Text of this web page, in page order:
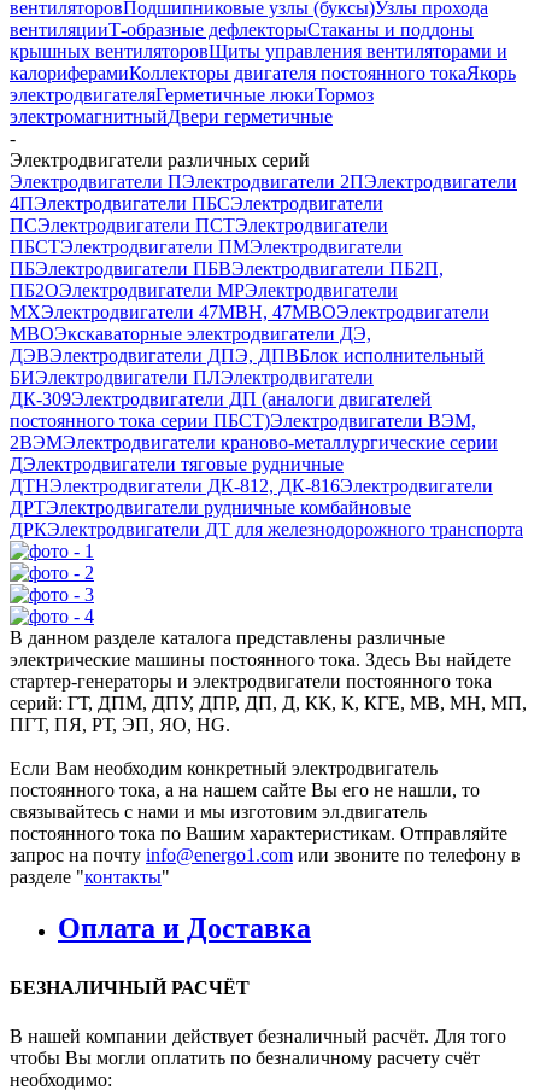
вентиляторовПодшипниковые узлы (буксы)Узлы прохода
вентиляцииТ-образные дефлекторыСтаканы и поддоны
крышных вентиляторовЩиты управления вентиляторами и
калориферамиКоллекторы двигателя постоянного токаЯкорь
электродвигателяГерметичные люкиТормоз
электромагнитныйДвери герметичные
-
Электродвигатели различных серий
Электродвигатели ПЭлектродвигатели 2ПЭлектродвигатели
4ПЭлектродвигатели ПБСЭлектродвигатели
ПСЭлектродвигатели ПСТЭлектродвигатели
ПБСТЭлектродвигатели ПМЭлектродвигатели
ПБЭлектродвигатели ПБВЭлектродвигатели ПБ2П,
ПБ2ОЭлектродвигатели МРЭлектродвигатели
MXЭлектродвигатели 47MBH, 47МВОЭлектродвигатели
MBOЭкскаваторные электродвигатели ДЭ,
ДЭВЭлектродвигатели ДПЭ, ДПВБлок исполнительный
БИЭлектродвигатели ПЛЭлектродвигатели
ДК-309Электродвигатели ДП (аналоги двигателей
постоянного тока серии ПБСТ)Электродвигатели ВЭМ,
2ВЭМЭлектродвигатели краново-металлургические серии
ДЭлектродвигатели тяговые рудничные
ДТНЭлектродвигатели ДК-812, ДК-816Электродвигатели
ДРТЭлектродвигатели рудничные комбайновые
ДРКЭлектродвигатели ДТ для железнодорожного транспорта
В данном разделе каталога представлены различные
электрические машины постоянного тока. Здесь Вы найдете
стартер-генераторы и электродвигатели постоянного тока
серий: ГТ, ДПМ, ДПУ, ДПР, ДП, Д, КК, К, КГЕ, МВ, МН, МП,
ПГТ, ПЯ, РТ, ЭП, ЯО, HG.
Если Вам необходим конкретный электродвигатель
постоянного тока, а на нашем сайте Вы его не нашли, то
связывайтесь с нами и мы изготовим эл.двигатель
постоянного тока по Вашим характеристикам. Отправляйте
запрос на почту info@energo1.com или звоните по телефону в
разделе "контакты"
Оплата и Доставка
БЕЗНАЛИЧНЫЙ РАСЧЁТ
В нашей компании действует безналичный расчёт. Для того
чтобы Вы могли оплатить по безналичному расчету счёт
необходимо: